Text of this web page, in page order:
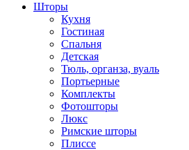
Шторы
Кухня
Гостиная
Спальня
Детская
Тюль, органза, вуаль
Портьерные
Комплекты
Фотошторы
Люкс
Римские шторы
Плиссе